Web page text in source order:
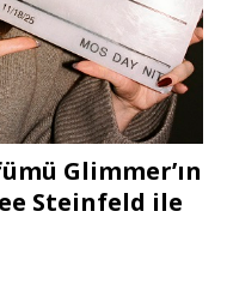
Glimmer’ın
Steinfeld ile